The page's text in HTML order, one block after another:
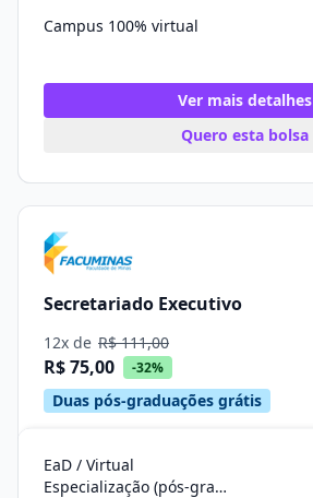
Campus 100% virtual
Ver mais detalhes
Quero esta bolsa
Secretariado Executivo
12x de R$ 111,00
R$ 75,00 -32%
Duas pós-graduações grátis
EaD / Virtual
Especialização (pós-graduação)